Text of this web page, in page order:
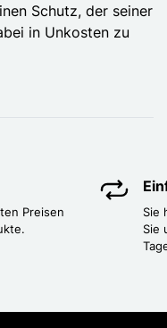
Schutz, der seiner
in Unkosten zu
Preisen
Sie
Sie